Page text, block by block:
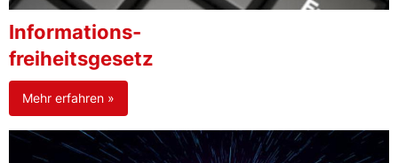
Informations-
freiheitsgesetz
Mehr erfahren »